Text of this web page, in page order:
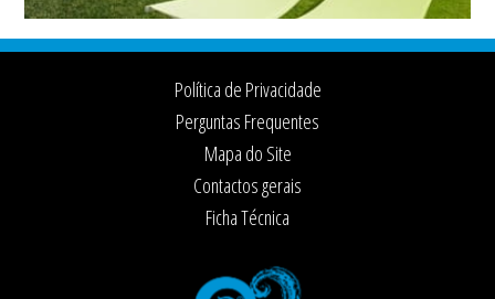
Footer
Política de Privacidade
Perguntas Frequentes
Mapa do Site
Contactos gerais
Ficha Técnica